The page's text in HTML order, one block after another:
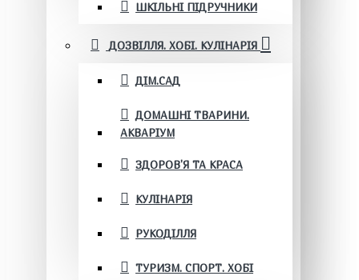
ШКІЛЬНІ ПІДРУЧНИКИ
ДОЗВІЛЛЯ. ХОБІ. КУЛІНАРІЯ
ДІМ.САД
ДОМАШНІ ТВАРИНИ.
АКВАРІУМ
ЗДОРОВ'Я ТА КРАСА
КУЛІНАРІЯ
РУКОДІЛЛЯ
ТУРИЗМ. СПОРТ. ХОБІ